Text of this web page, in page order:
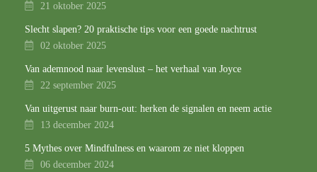
21 oktober 2025
Slecht slapen? 20 praktische tips voor een goede nachtrust
02 oktober 2025
Van ademnood naar levenslust – het verhaal van Joyce
22 september 2025
Van uitgerust naar burn-out: herken de signalen en neem actie
13 december 2024
5 Mythes over Mindfulness en waarom ze niet kloppen
06 december 2024